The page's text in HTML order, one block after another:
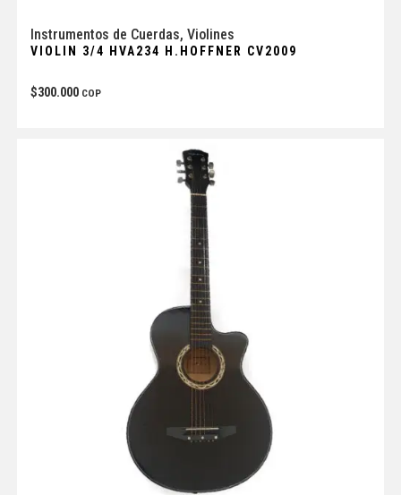
Instrumentos de Cuerdas, Violines
VIOLIN 3/4 HVA234 H.HOFFNER CV2009
$300.000 COP